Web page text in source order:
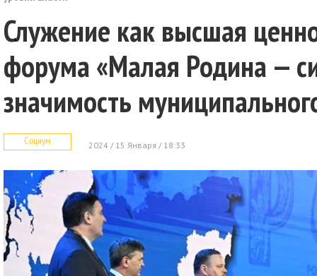
Служение как высшая
форума «Малая Родина —
значимость
Социум 2024 / 15 Января / 18:33